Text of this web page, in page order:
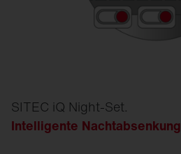
SITEC iQ Night-Set.
Intelligente Nachtabsenkung